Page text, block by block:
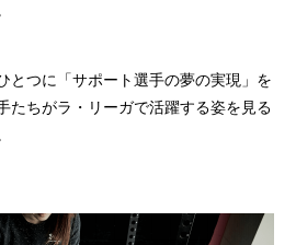
とつに「サポート選手の夢の実現」を
たちがラ・リーガで活躍する姿を見る